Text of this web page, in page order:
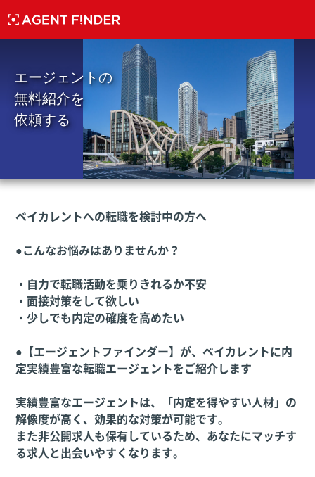
エージェントの
無料紹介を
依頼する
ベイカレントへの転職を検討中の方へ
●こんなお悩みはありませんか？
・自力で転職活動を乗りきれるか不安
・面接対策をして欲しい
・少しでも内定の確度を高めたい
●【エージェントファインダー】が、ベイカレントに内
定実績豊富な転職エージェントをご紹介します
実績豊富なエージェントは、「内定を得やすい人材」の
解像度が高く、効果的な対策が可能です。
また非公開求人も保有しているため、あなたにマッチす
る求人と出会いやすくなります。